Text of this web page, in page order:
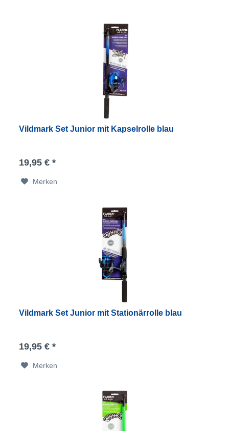
Vildmark Set Junior mit Kapselrolle blau
19,95 € *
Merken
Vildmark Set Junior mit Stationärrolle blau
19,95 € *
Merken